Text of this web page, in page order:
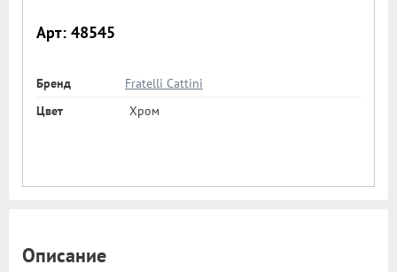
Арт: 48545
Бренд
Fratelli Cattini
Цвет
Хром
Описание